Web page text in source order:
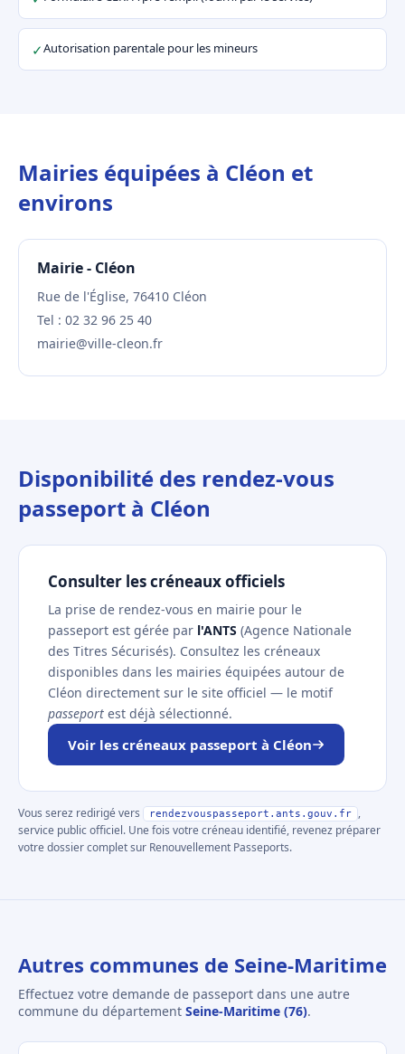
✓Autorisation parentale pour les mineurs
Mairies équipées à Cléon et
environs
Mairie - Cléon
Rue de l'Église, 76410 Cléon
Tel : 02 32 96 25 40
mairie@ville-cleon.fr
Disponibilité des rendez-vous
passeport à Cléon
Consulter les créneaux officiels
La prise de rendez-vous en mairie pour le
passeport est gérée par l'ANTS (Agence Nationale
des Titres Sécurisés). Consultez les créneaux
disponibles dans les mairies équipées autour de
Cléon directement sur le site officiel — le motif
passeport est déjà sélectionné.
Voir les créneaux passeport à Cléon
Vous serez redirigé vers rendezvouspasseport.ants.gouv.fr
,
service public officiel. Une fois votre créneau identifié, revenez préparer
votre dossier complet sur Renouvellement Passeports.
Autres communes de Seine-Maritime
Effectuez votre demande de passeport dans une autre
commune du département Seine-Maritime (76).